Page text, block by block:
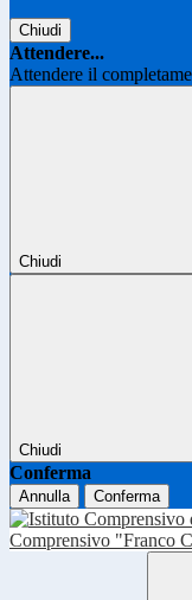
Chiudi
Attendere...
Attendere il
Chiudi
Chiudi
Conferma
Annulla Conferma
Comprensivo "Franco